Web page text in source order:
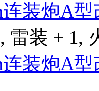
连装炮A型
雷装 + 1,
连装炮A型